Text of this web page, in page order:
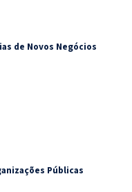
de Novos Negócios
Públicas